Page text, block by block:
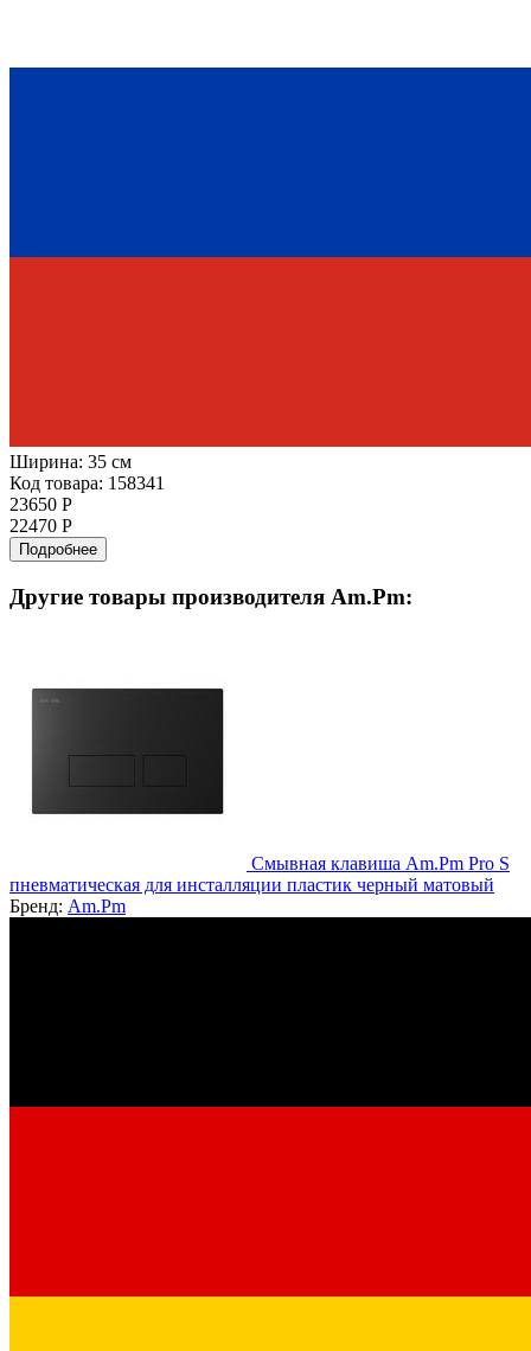
Ширина: 35 см
Код товара: 158341
23650 Р
22470 Р
Подробнее
Другие товары производителя Am.Pm:
Смывная клавиша Am.Pm Pro S
пневматическая для инсталляции пластик черный матовый
Бренд: Am.Pm